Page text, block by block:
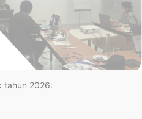
tahun 2026: